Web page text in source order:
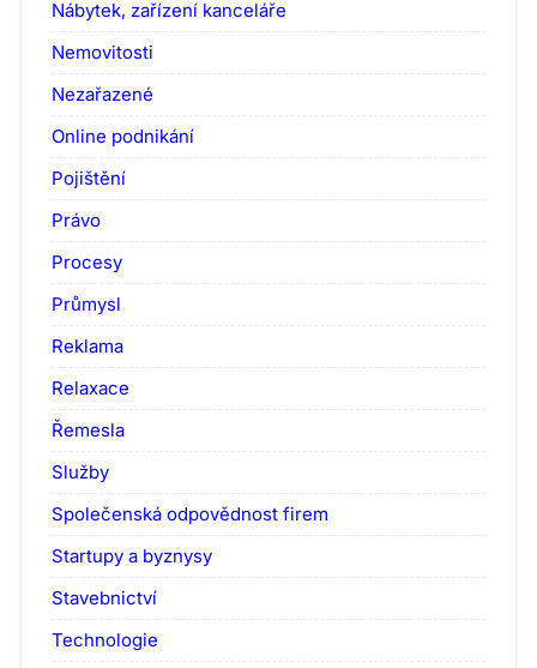
Nábytek, zařízení kanceláře
Nemovitosti
Nezařazené
Online podnikání
Pojištění
Právo
Procesy
Průmysl
Reklama
Relaxace
Řemesla
Služby
Společenská odpovědnost firem
Startupy a byznysy
Stavebnictví
Technologie